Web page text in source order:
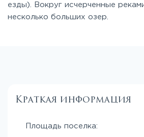
езды). Вокруг исчерченные
несколько больших озер.
Краткая информация
Площадь поселка: